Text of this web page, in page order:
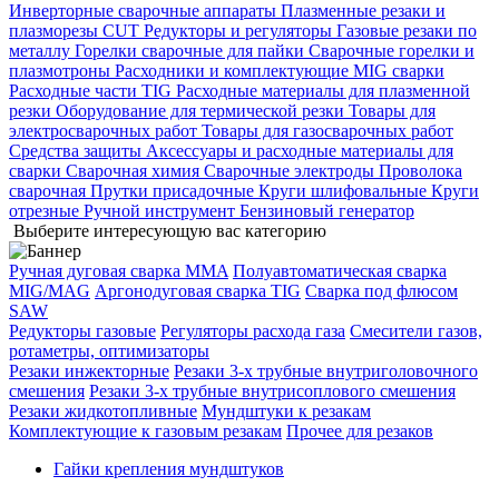
Инверторные сварочные аппараты Плазменные резаки и
плазморезы CUT Редукторы и регуляторы Газовые резаки по
металлу Горелки сварочные для пайки Сварочные горелки и
плазмотроны Расходники и комплектующие MIG сварки
Расходные части TIG Расходные материалы для плазменной
резки Оборудование для термической резки Товары для
электросварочных работ Товары для газосварочных работ
Средства защиты Аксессуары и расходные материалы для
сварки Сварочная химия Сварочные электроды Проволока
сварочная Прутки присадочные Круги шлифовальные Круги
отрезные Ручной инструмент Бензиновый генератор
Выберите интересующую вас категорию
Ручная дуговая сварка MMA Полуавтоматическая сварка
MIG/MAG Аргонодуговая сварка TIG Сварка под флюсом
SAW
Редукторы газовые Регуляторы расхода газа Смесители газов,
ротаметры, оптимизаторы
Резаки инжекторные Резаки 3-х трубные внутриголовочного
смешения Резаки 3-х трубные внутрисоплового смешения
Резаки жидкотопливные Мундштуки к резакам
Комплектующие к газовым резакам Прочее для резаков
Гайки крепления мундштуков